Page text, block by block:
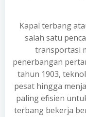
Kapal terbang
salah satu
transportasi
penerbangan
tahun 1903,
pesat hingga
paling efisien
terbang bekerja